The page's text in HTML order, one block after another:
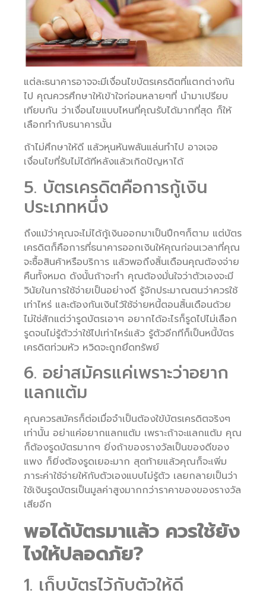
แต่ละธนาคารอาจจะมีเงื่อนไขบัตรเครดิตที่แตกต่างกัน
ไป คุณควรศึกษาให้เข้าใจก่อนหลายๆที่ นำมาเปรียบ
เทียบกัน ว่าเงื่อนไขแบบไหนที่คุณรับได้มากที่สุด ก็ให้
เลือกทำกับธนาคารนั้น
ถ้าไม่ศึกษาให้ดี แล้วหุนหันพลันแล่นทำไป อาจเจอ
เงื่อนไขที่รับไม่ได้ทีหลังแล้วเกิดปัญหาได้
5. บัตรเครดิตคือการกู้เงิน
ประเภทหนึ่ง
ถึงแม้ว่าคุณจะไม่ได้กู้เงินออกมาเป็นปึกๆก็ตาม แต่บัตร
เครดิตก็คือการที่ธนาคารออกเงินให้คุณก่อนเวลาที่คุณ
จะซื้อสินค้าหรือบริการ แล้วพอถึงสิ้นเดือนคุณต้องจ่าย
คืนทั้งหมด ดังนั้นถ้าจะทำ คุณต้องมั่นใจว่าตัวเองจะมี
วินัยในการใช้จ่ายเป็นอย่างดี รู้จักประมาณตนว่าควรใช้
เท่าไหร่ และต้องกันเงินไว้ใช้จ่ายหนี้ตอนสิ้นเดือนด้วย
ไม่ใช่สักแต่ว่ารูดบัตรเอาๆ อยากได้อะไรก็รูดไปไม่เลือก
รูดจนไม่รู้ตัวว่าใช้ไปเท่าไหร่แล้ว รู้ตัวอีกทีก็เป็นหนี้บัตร
เครดิตท่วมหัว หวิดจะถูกยึดทรัพย์
6. อย่าสมัครแค่เพราะว่าอยาก
แลกแต้ม
คุณควรสมัครก็ต่อเมื่อจำเป็นต้องใข้บัตรเครดิตจริงๆ
เท่านั้น อย่าแค่อยากแลกแต้ม เพราะถ้าจะแลกแต้ม คุณ
ก็ต้องรูดบัตรมากๆ ยิ่งถ้าของรางวัลเป็นของดีของ
แพง ก็ยิ่งต้องรูดเยอะมาก สุดท้ายแล้วคุณก็จะเพิ่ม
ภาระค่าใช้จ่ายให้กับตัวเองแบบไม่รู้ตัว เลยกลายเป็นว่า
ใช้เงินรูดบัตรเป็นมูลค่าสูงมากกว่าราคาของของรางวัล
เสียอีก
พอได้บัตรมาแล้ว ควรใช้ยัง
ไงให้ปลอดภัย?
1. เก็บบัตรไว้กับตัวให้ดี